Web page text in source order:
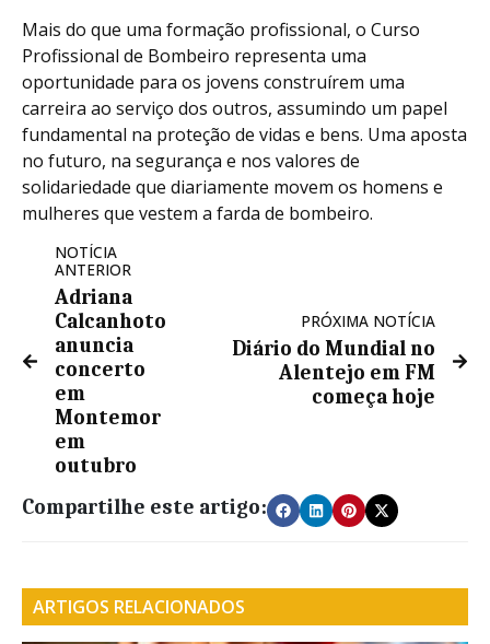
Mais do que uma formação profissional, o Curso
Profissional de Bombeiro representa uma
oportunidade para os jovens construírem uma
carreira ao serviço dos outros, assumindo um papel
fundamental na proteção de vidas e bens. Uma aposta
no futuro, na segurança e nos valores de
solidariedade que diariamente movem os homens e
mulheres que vestem a farda de bombeiro.
NOTÍCIA
ANTERIOR
Adriana
Calcanhoto
anuncia
concerto
em
Montemor
em
outubro
PRÓXIMA NOTÍCIA
Diário do Mundial no
Alentejo em FM
começa hoje
Compartilhe este artigo:
ARTIGOS RELACIONADOS